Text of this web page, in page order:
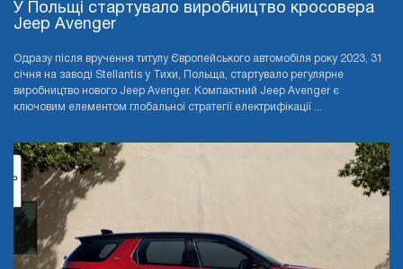
У Польщі стартувало виробництво кросовера
Jeep Avenger
Одразу після вручення титулу Європейського автомобіля року 2023, 31
січня на заводі Stellantis у Тихи, Польща, стартувало регулярне
виробництво нового Jeep Avenger. Компактний Jeep Avenger є
ключовим елементом глобальної стратегії електрифікації ...